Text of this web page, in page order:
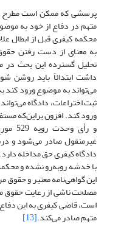
پرسشی که ممکن است مطرح
متهم در دفاع از خود به
محکمه کیفری قبل از ابطال
به معنای از دست رفتن
تحلیل گسترده این بحث در
داشت ابتدائاً باید روشن
ثبت اختراعات، دادگاه
غیرمنقول صادر می‌شود و
دادگاه کیفری حق مداخله دارد.
با خدشه روبه‌رو نشده و
این گواهی‌نامه معتبر و حقوق
مصلحت ناشی از رعایت حقوق
است، قاضی کیفری به این
متهم صادر می‌کند.[13]